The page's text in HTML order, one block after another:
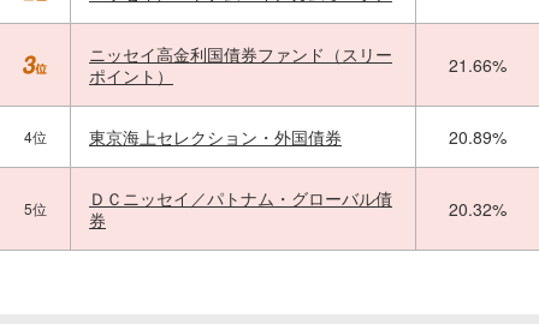
ニッセイ高金利国債券ファンド（スリー
ポイント）
21.66%
4位 東京海上セレクション・外国債券 20.89%
5位
ＤＣニッセイ／パトナム・グローバル債
券
20.32%